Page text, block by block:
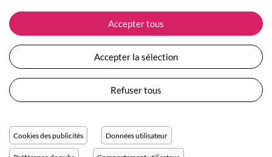
Nos engagements
Plan du site
Devenir revendeur
Collection Femme
Collection Enfants
Les Totebags
Nos différents thèmes
ASSISTANCE
Suivre ma commande
Expédition et livraison
Retour et remboursement
Moyens de paiement
Questions / Réponses
Conditions générales de vente
Protection des données personnelles
Réglage des cookies
Accepter tous
Accepter la sélection
Refuser tous
Cookies des publicités Données utilisateur